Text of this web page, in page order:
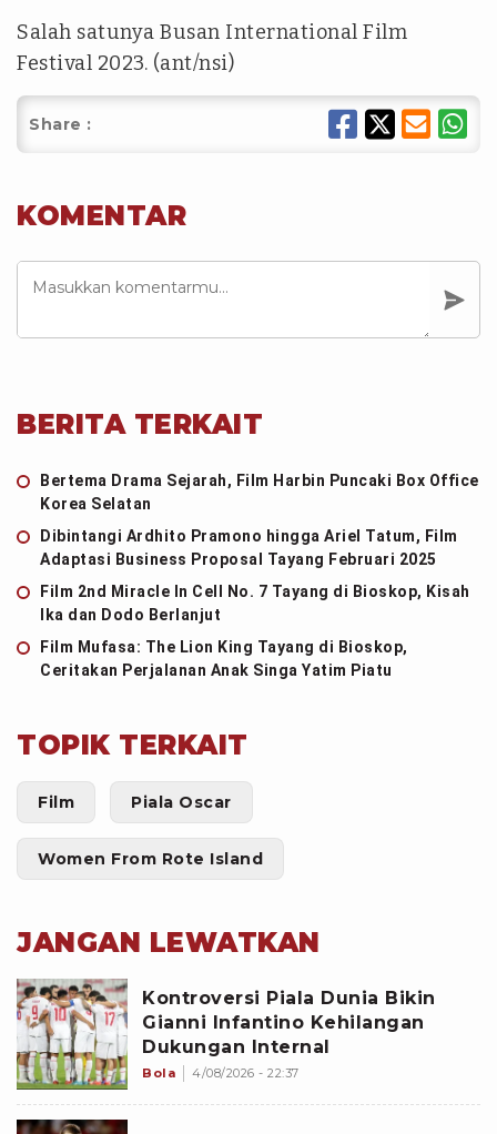
Salah satunya Busan International Film
Festival 2023. (ant/nsi)
Share :
KOMENTAR
BERITA TERKAIT
Bertema Drama Sejarah, Film Harbin Puncaki Box Office
Korea Selatan
Dibintangi Ardhito Pramono hingga Ariel Tatum, Film
Adaptasi Business Proposal Tayang Februari 2025
Film 2nd Miracle In Cell No. 7 Tayang di Bioskop, Kisah
Ika dan Dodo Berlanjut
Film Mufasa: The Lion King Tayang di Bioskop,
Ceritakan Perjalanan Anak Singa Yatim Piatu
TOPIK TERKAIT
Film Piala Oscar
Women From Rote Island
JANGAN LEWATKAN
Kontroversi Piala Dunia Bikin
Gianni Infantino Kehilangan
Dukungan Internal
Bola 4/08/2026 - 22:37